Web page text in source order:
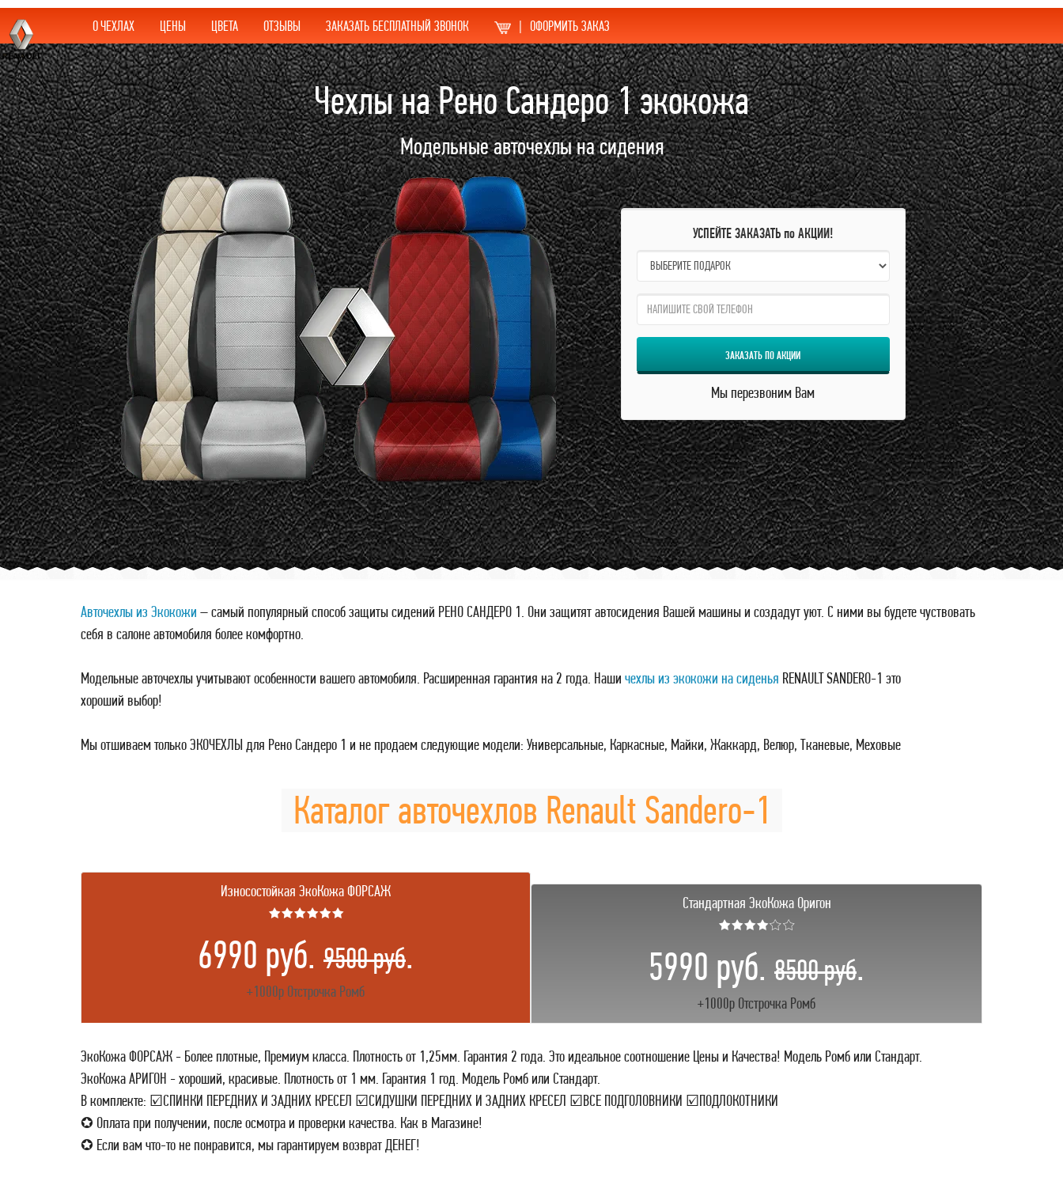
О ЧЕХЛАХ ЦЕНЫ ЦВЕТА ОТЗЫВЫ ЗАКАЗАТЬ БЕСПЛАТНЫЙ ЗВОНОК | ОФОРМИТЬ ЗАКАЗ
Чехлы на Рено Сандеро 1 экокожа
Модельные авточехлы на сидения
УСПЕЙТЕ ЗАКАЗАТЬ по АКЦИИ!
name:
qzw:
ЗАКАЗАТЬ ПО АКЦИИ
Мы перезвоним Вам
Авточехлы из Экокожи – самый популярный способ защиты сидений РЕНО САНДЕРО 1. Они защитят автосидения Вашей машины и создадут уют. С ними вы будете чуствовать
себя в салоне автомобиля более комфортно.
Модельные авточехлы учитывают особенности вашего автомобиля. Расширенная гарантия на 2 года. Наши чехлы из экокожи на сиденья RENAULT SANDERO-1 это
хороший выбор!
Мы отшиваем только ЭКОЧЕХЛЫ для Рено Сандеро 1 и не продаем следующие модели: Универсальные, Каркасные, Майки, Жаккард, Велюр, Тканевые, Меховые
Каталог авточехлов Renault Sandero-1
Износостойкая ЭкоКожа ФОРСАЖ
★★★★★★
6990 руб. 9500 руб.
+1000р Отстрочка Ромб
Стандартная ЭкоКожа Оригон
★★★★☆☆
5990 руб. 8500 руб.
+1000р Отстрочка Ромб
ЭкоКожа ФОРСАЖ - Более плотные, Премиум класса. Плотность от 1,25мм. Гарантия 2 года. Это идеальное соотношение Цены и Качества! Модель Ромб или Стандарт.
ЭкоКожа АРИГОН - хороший, красивые. Плотность от 1 мм. Гарантия 1 год. Модель Ромб или Стандарт.
В комплекте: ☑СПИНКИ ПЕРЕДНИХ И ЗАДНИХ КРЕСЕЛ ☑СИДУШКИ ПЕРЕДНИХ И ЗАДНИХ КРЕСЕЛ ☑ВСЕ ПОДГОЛОВНИКИ ☑ПОДЛОКОТНИКИ
✪ Оплата при получении, после осмотра и проверки качества. Как в Магазине!
✪ Если вам что-то не понравится, мы гарантируем возврат ДЕНЕГ!